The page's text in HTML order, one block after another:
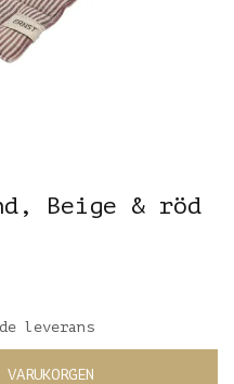
Beige & röd
leverans